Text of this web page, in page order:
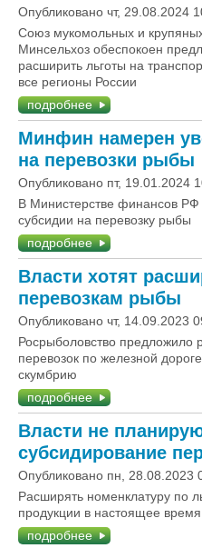
Опубликовано чт, 29.08.2024
Союз мукомольных и
Минсельхоз обеспокоен
расширить льготы на
все регионы России
подробнее
Минфин намерен
на перевозки рыбы
Опубликовано пт, 19.01.2024
В Министерстве финансов РФ
субсидии на перевозку рыбы
подробнее
Власти хотят
перевозкам рыбы
Опубликовано чт, 14.09.2023
Росрыболовство предложило
перевозок по железной
скумбрию
подробнее
Власти не
субсидирование
Опубликовано пн, 28.08.2023
Расширять номенклатуру по
продукции в настоящее
подробнее